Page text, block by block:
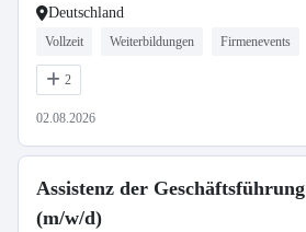
Deutschland
Vollzeit Weiterbildungen Firmenevents
2
02.08.2026
Assistenz der Geschäftsführung
(m/w/d)